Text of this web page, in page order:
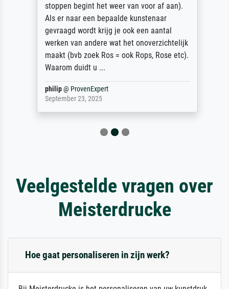
stoppen begint het weer van voor af aan).
Als er naar een bepaalde kunstenaar
gevraagd wordt krijg je ook een aantal
werken van andere wat het onoverzichtelijk
maakt (bvb zoek Ros = ook Rops, Rose etc).
Waarom duidt u ...
philip@ProvenExpert
September 23, 2025
Veelgestelde vragen over
Meisterdrucke
Hoe gaat personaliseren in zijn werk?